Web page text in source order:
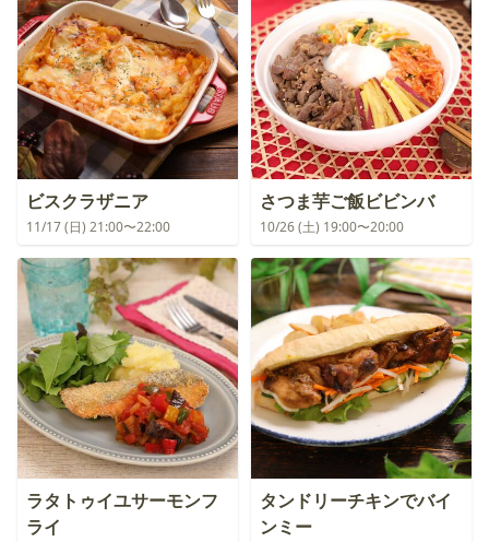
ビスクラザニア
11/17 (日) 21:00〜22:00
さつま芋ご飯ビビンバ
10/26 (土) 19:00〜20:00
ラタトゥイユサーモンフ
ライ
タンドリーチキンでバイ
ンミー